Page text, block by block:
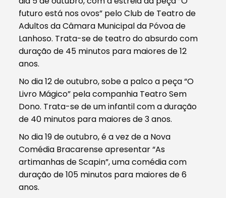
futuro está nos ovos” pelo Club de Teatro de
Adultos da Câmara Municipal da Póvoa de
Lanhoso. Trata-se de teatro do absurdo com
duração de 45 minutos para maiores de 12
anos.
No dia 12 de outubro, sobe a palco a peça “O
Livro Mágico” pela companhia Teatro Sem
Dono. Trata-se de um infantil com a duração
de 40 minutos para maiores de 3 anos.
No dia 19 de outubro, é a vez de a Nova
Comédia Bracarense apresentar “As
artimanhas de Scapin”, uma comédia com
duração de 105 minutos para maiores de 6
anos.